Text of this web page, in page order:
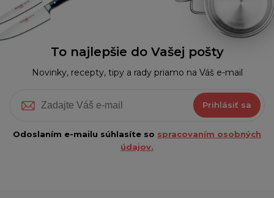
To najlepšie do Vašej pošty
Novinky, recepty, tipy a rady priamo na Váš e-mail
Prihlásiť sa
Odoslaním e-mailu súhlasíte so spracovaním osobných
údajov.